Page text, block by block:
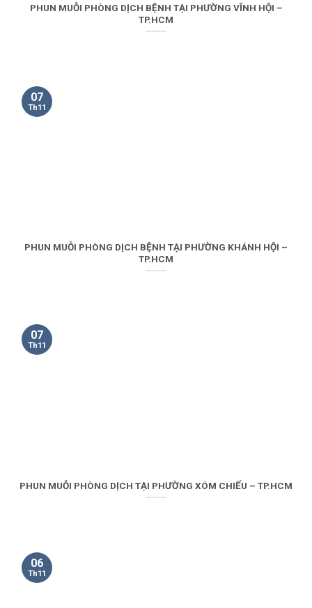
PHUN MUỖI PHÒNG DỊCH BỆNH TẠI PHƯỜNG VĨNH HỘI –
TP.HCM
PHUN MUỖI PHÒNG DỊCH BỆNH TẠI PHƯỜNG KHÁNH HỘI –
TP.HCM
07
Th11
PHUN MUỖI PHÒNG DỊCH TẠI PHƯỜNG XÓM CHIẾU – TP.HCM
07
Th11
06
Th11